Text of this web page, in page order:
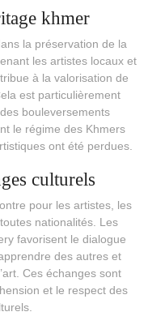
khmer
la préservation de la
les artistes locaux et
à la valorisation de
est particulièrement
bouleversements
le régime des Khmers
ont été perdues.
culturels
pour les artistes, les
nationalités. Les
favorisent le dialogue
des autres et
Ces échanges sont
et le respect des